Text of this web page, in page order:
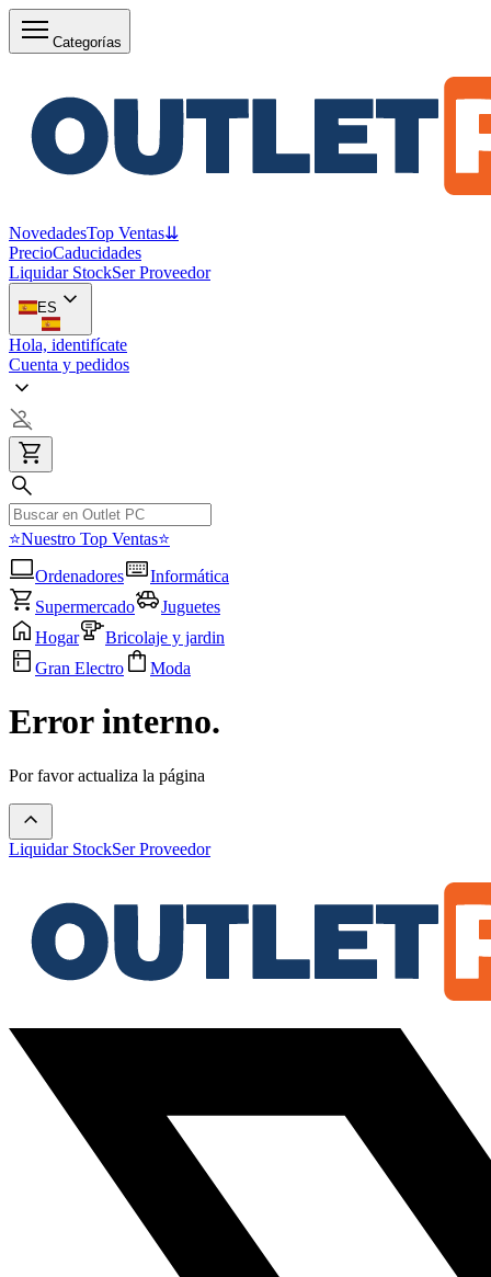
Categorías
NovedadesTop Ventas⇊
PrecioCaducidades
Liquidar StockSer Proveedor
ES
Hola, identifícate
Cuenta y pedidos
⭐Nuestro Top Ventas⭐
Ordenadores
Informática
Supermercado
Juguetes
Hogar
Bricolaje y jardin
Gran Electro
Moda
Error interno.
Por favor actualiza la página
Liquidar StockSer Proveedor